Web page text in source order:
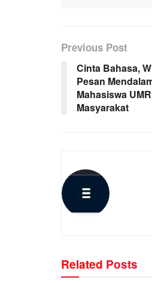
Previous Post
Cinta Bahasa,
Pesan
Mahasiswa
Masyarakat
Related Posts